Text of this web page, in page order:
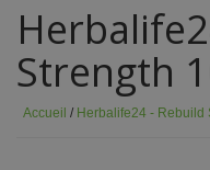
Strength
Accueil / Herbalife24 - Rebuild